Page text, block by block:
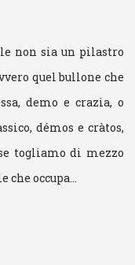
non sia un pilastro
quel bullone che
demo e crazia, o
démos e cràtos,
togliamo di mezzo
che occupa…